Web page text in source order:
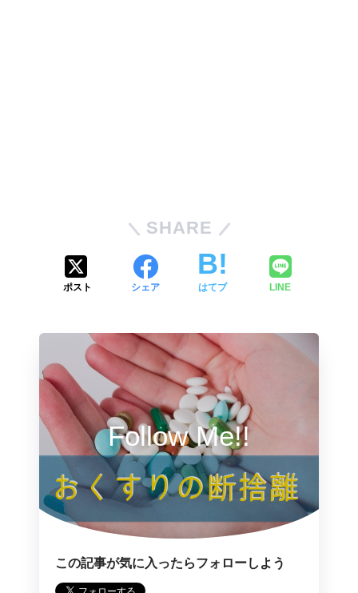
SHARE
ポスト シェア はてブ LINE
Follow Me!!
この記事が気に入ったらフォローしよう